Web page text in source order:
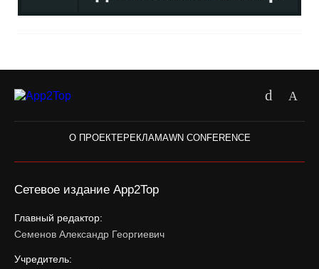
О ПРОЕКТЕРЕКЛАМАWN CONFERENCE
Сетевое издание App2Top
Главный редактор:
Семенов Александр Георгиевич
Учредитель: